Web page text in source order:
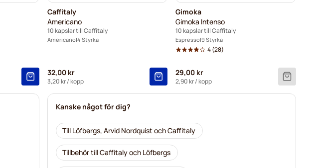
Caffitaly
Americano
10 kapslar till Caffitaly
Americano 4 Styrka
32,00 kr
3,20 kr/ kopp
Gimoka
Gimoka Intenso
10 kapslar till Caffitaly
Espresso 9 Styrka
4(28)
29,00 kr
2,90 kr/ kopp
Kanske något för dig?
Till Löfbergs, Arvid Nordquist och Caffitaly
Tillbehör till Caffitaly och Löfbergs